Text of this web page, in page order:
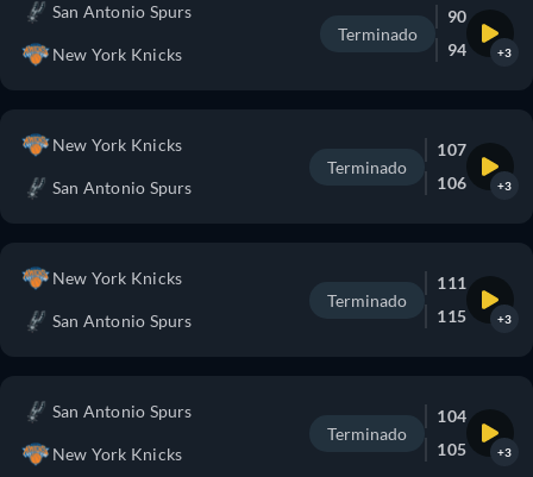
San Antonio Spurs
New York Knicks
Terminado
90
94
+3
New York Knicks
San Antonio Spurs
Terminado
107
106
+3
New York Knicks
San Antonio Spurs
Terminado
111
115
+3
San Antonio Spurs
New York Knicks
Terminado
104
105
+3